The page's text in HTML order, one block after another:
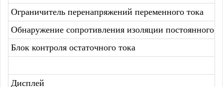
Ограничитель перенапряжений переменного тока
Обнаружение сопротивления изоляции постоянного
Блок контроля остаточного тока
Дисплей